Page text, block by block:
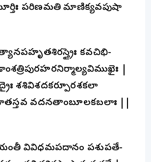
పరిణమతి మాణిక్యవపుషా
కవచిభి-
|
శశివిశదకర్పూరశకలా
వదనతాంబూలకబలాః ||
వివిధమపదానం పశుపతే-